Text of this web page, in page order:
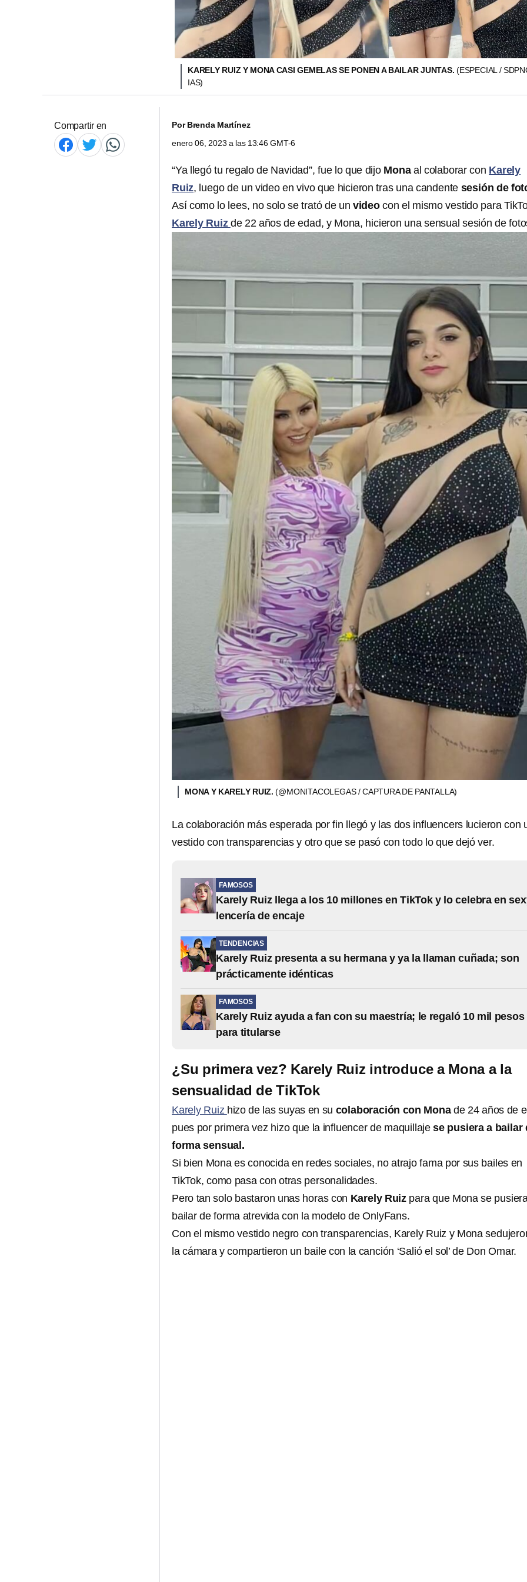
KARELY RUIZ Y MONA CASI GEMELAS SE PONEN A BAILAR JUNTAS. (ESPECIAL /
IAS)
Compartir en PorBrenda Martínez
enero 06, 2023 a las 13:46 GMT-6
“Ya llegó tu regalo de Navidad”, fue lo que dijo Monaal colaborar con Karely
Ruiz, luego de un video en vivo que hicieron tras una candente sesión de
Así como lo lees, no solo se trató de un videocon el mismo vestido para
Karely Ruiz de 22 años de edad, y Mona, hicieron una sensual sesión de
MONA Y KARELY RUIZ.(@MONITACOLEGAS / CAPTURA DE PANTALLA)
La colaboración más esperada por fin llegó y las dos influencers lucieron con
vestido con transparencias y otro que se pasó con todo lo que dejó ver.
FAMOSOS
Karely Ruiz llega a los 10 millones en TikTok y lo celebra en
lencería de encaje
TENDENCIAS
Karely Ruiz presenta a su hermana y ya la llaman cuñada; son
prácticamente idénticas
FAMOSOS
Karely Ruiz ayuda a fan con su maestría; le regaló 10 mil pesos
para titularse
¿Su primera vez? Karely Ruiz introduce a Mona a la
sensualidad de TikTok
Karely Ruiz hizo de las suyas en su colaboración con Monade 24 años de
pues por primera vez hizo que la influencer de maquillajese pusiera a bailar
forma sensual.
Si bien Mona es conocida en redes sociales, no atrajo fama por sus bailes en
TikTok, como pasa con otras personalidades.
Pero tan solo bastaron unas horas con Karely Ruiz para que Mona se
bailar de forma atrevida con la modelo de OnlyFans.
Con el mismo vestido negro con transparencias, Karely Ruiz y Mona
la cámara y compartieron un baile con la canción ‘Salió el sol’ de Don Omar.